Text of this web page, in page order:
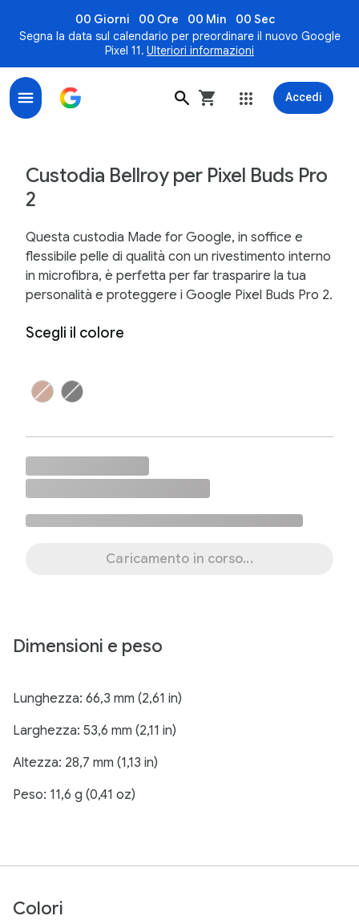
00 Giorni 00 Ore 00 Min
00 Sec
Segna la data sul calendario per preordinare il nuovo Google
Pixel 11. Ulteriori informazioni
Accedi
Custodia Bellroy per Pixel Buds Pro
2
Questa custodia Made for Google, in soffice e
flessibile pelle di qualità con un rivestimento interno
in microfibra, è perfetta per far trasparire la tua
personalità e proteggere i Google Pixel Buds Pro 2.
Scegli il colore
Caricamento in corso...
Dimensioni e peso
Lunghezza: 66,3 mm (2,61 in)
Larghezza: 53,6 mm (2,11 in)
Altezza: 28,7 mm (1,13 in)
Peso: 11,6 g (0,41 oz)
Colori